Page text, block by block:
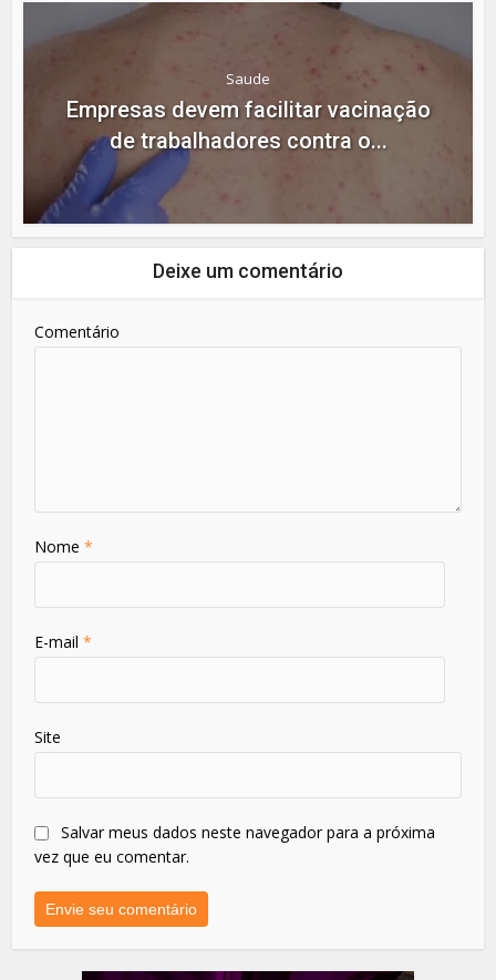
Saude
Empresas devem facilitar vacinação
de trabalhadores contra o...
Deixe um comentário
Comentário
Nome*
E-mail*
Site
Salvar meus dados neste navegador para a próxima
vez que eu comentar.